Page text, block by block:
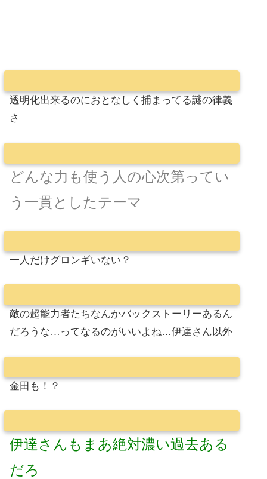
透明化出来るのにおとなしく捕まってる謎の律義
さ
どんな力も使う人の心次第ってい
う一貫としたテーマ
一人だけグロンギいない？
敵の超能力者たちなんかバックストーリーあるん
だろうな…ってなるのがいいよね…伊達さん以外
金田も！？
伊達さんもまあ絶対濃い過去ある
だろ